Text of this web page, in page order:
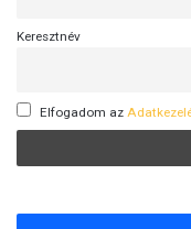
Keresztnév
Elfogadom az